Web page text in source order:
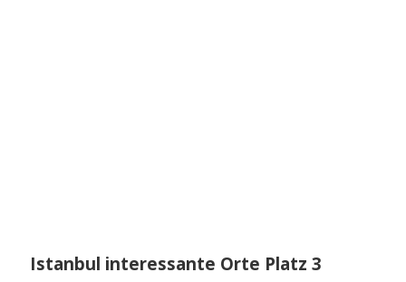
Istanbul interessante Orte Platz 3